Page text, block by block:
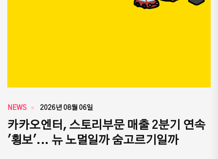
NEWS 2026년 08월 06일
카카오엔터, 스토리부문 매출 2분기 연속
'횡보'... 뉴 노멀일까 숨고르기일까